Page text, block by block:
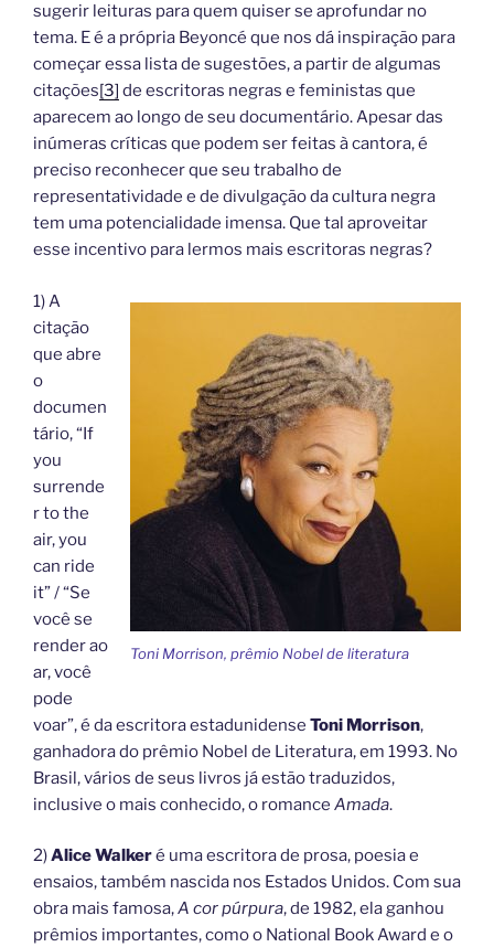
sugerir leituras para quem quiser se aprofundar no
tema. E é a própria Beyoncé que nos dá inspiração para
começar essa lista de sugestões, a partir de algumas
citações[3] de escritoras negras e feministas que
aparecem ao longo de seu documentário. Apesar das
inúmeras críticas que podem ser feitas à cantora, é
preciso reconhecer que seu trabalho de
representatividade e de divulgação da cultura negra
tem uma potencialidade imensa. Que tal aproveitar
esse incentivo para lermos mais escritoras negras?
Toni Morrison, prêmio Nobel de literatura
1) A
citação
que abre
o
documen
tário, “If
you
surrende
r to the
air, you
can ride
it” / “Se
você se
render ao
ar, você
pode
voar”, é da escritora estadunidense Toni Morrison,
ganhadora do prêmio Nobel de Literatura, em 1993. No
Brasil, vários de seus livros já estão traduzidos,
inclusive o mais conhecido, o romance Amada.
2)Alice Walkeré uma escritora de prosa, poesia e
ensaios, também nascida nos Estados Unidos. Com sua
obra mais famosa,A cor púrpura, de 1982, ela ganhou
prêmios importantes, como o National Book Award e o